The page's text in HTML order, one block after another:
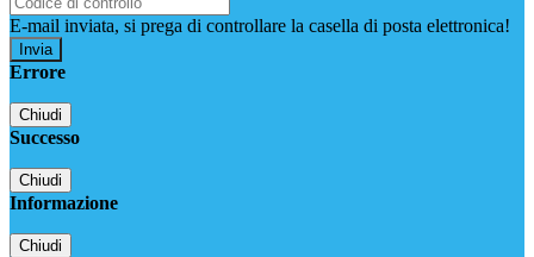
E-mail inviata, si prega di controllare la casella di posta elettronica!
Errore
Chiudi
Successo
Chiudi
Informazione
Chiudi